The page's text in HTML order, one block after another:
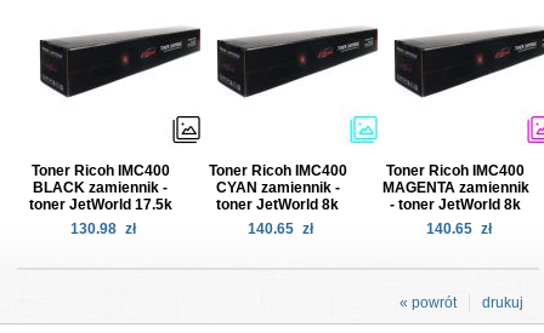
Toner Ricoh IMC400
BLACK zamiennik -
toner JetWorld 17.5k
130.98 zł
Toner Ricoh IMC400
CYAN zamiennik -
toner JetWorld 8k
140.65 zł
Toner Ricoh IMC400
MAGENTA zamiennik
- toner JetWorld 8k
140.65 zł
drukuj
« powrót